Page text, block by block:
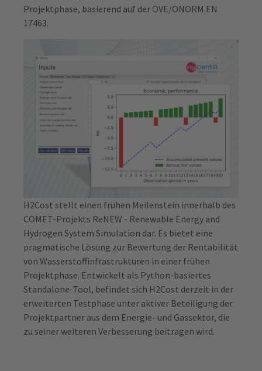
Projektphase, basierend auf der ÖVE/ÖNORM EN
17463.
H2Cost stellt einen frühen Meilenstein innerhalb des
COMET-Projekts ReNEW - Renewable Energy and
Hydrogen System Simulation dar. Es bietet eine
pragmatische Lösung zur Bewertung der Rentabilität
von Wasserstoffinfrastrukturen in einer frühen
Projektphase. Entwickelt als Python-basiertes
Standalone-Tool, befindet sich H2Cost derzeit in der
erweiterten Testphase unter aktiver Beteiligung der
Projektpartner aus dem Energie- und Gassektor, die
zu seiner weiteren Verbesserung beitragen wird.